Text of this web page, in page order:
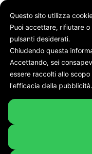
Home Cronaca
Cronaca In evidenza
Macerata:
nella
poteva
segnalazione
Questo sito utilizza
Puoi accettare, rifiutare
pulsanti desiderati.
Chiudendo questa
Accettando, sei
essere raccolti allo
l'efficacia della pubblicità.